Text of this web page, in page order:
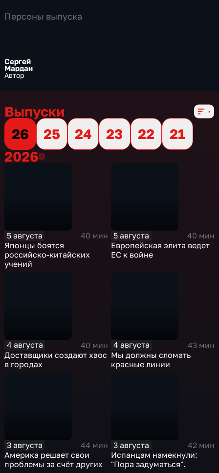
Персоны выпуска
Сергей
Мардан
Автор
Выпуски
26
25 24 23 22
21
20262026
5 августа
40 мин
Японцы боятся
российско-китайских
учений
5 августа
40 мин
Европейская элита ведет
ЕС к войне
4 августа
40 мин
Доставщики создают хаос
в городах
4 августа
43 мин
Мы должны сломать
красные линии
3 августа
44 мин
Америка решает свои
проблемы за счёт других
3 августа
42 мин
Испанцам намекнули:
"Пора задуматься".